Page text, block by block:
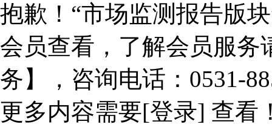
抱歉！“市场监测报告版
会员查看，了解会员服务
务】，咨询电话：0531-
更多内容需要[登录] 查看